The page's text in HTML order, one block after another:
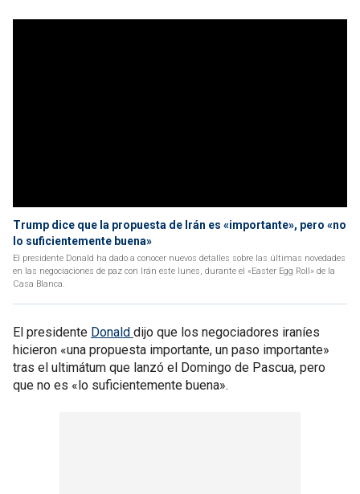
Trump dice que la propuesta de Irán es «importante», pero «no
lo suficientemente buena»
El presidente Donald ha dado a conocer nuevos detalles sobre las últimas novedades
en las negociaciones de paz con Irán este lunes, durante el «Easter Egg Roll» de la
Casa Blanca.
El presidente Donald dijo que los negociadores iraníes
hicieron «una propuesta importante, un paso importante»
tras el ultimátum que lanzó el Domingo de Pascua, pero
que no es «lo suficientemente buena».